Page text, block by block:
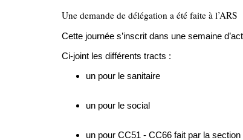
Une demande de délégation a été faite à l’ARS
Cette journée s’inscrit dans une semaine
Ci-joint les différents tracts :
un pour le sanitaire
un pour le social
un pour CC51 - CC66 fait par la